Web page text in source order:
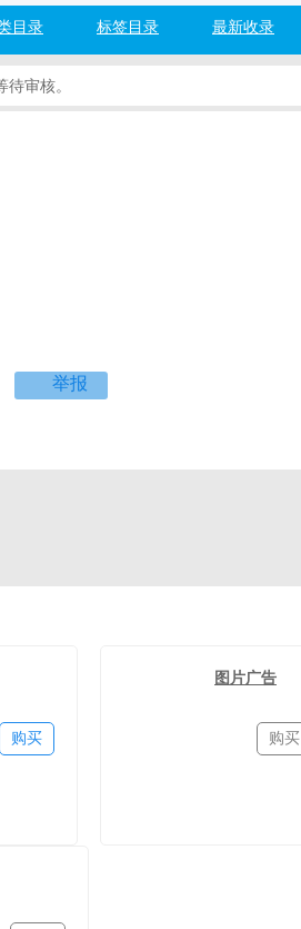
目录 标签目录 最新收录
待审核。
洞察。
举报
购买
图片广告
购买